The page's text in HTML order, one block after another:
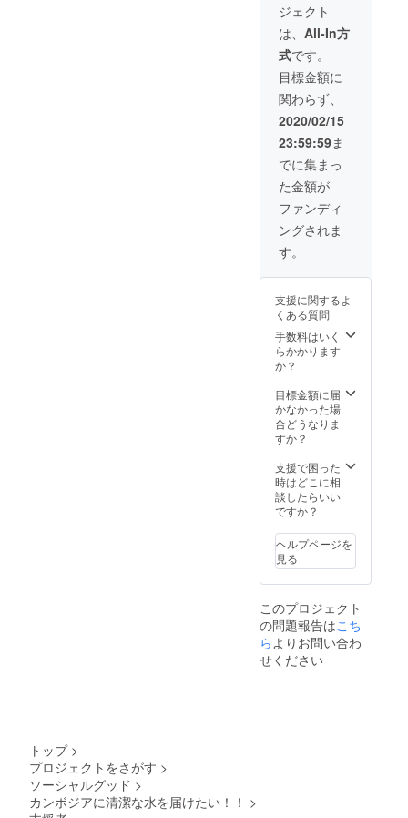
ジェクト
は、 All-In方
式です。
目標金額に
関わらず、
2020/02/15
23:59:59ま
でに集まっ
た金額が
ファンディ
ングされま
す。
支援に関するよ
くある質問
手数料はいく
らかかります
か？
目標金額に届
かなかった場
合どうなりま
すか？
支援で困った
時はどこに相
談したらいい
ですか？
ヘルプページを
見る
このプロジェクト
の問題報告はこち
らよりお問い合わ
せください
トップ >
プロジェクトをさがす >
ソーシャルグッド >
カンボジアに清潔な水を届けたい！！ >